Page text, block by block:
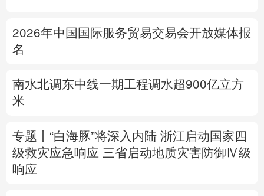
Русский язык 日本語 한국어
Deutsch
2026年中国国际服务贸易交易会开放媒体报
名
南水北调东中线一期工程调水超900亿立方
米
专题丨 “白海豚”将深入内陆 浙江启动国家四
级救灾应急响应 三省启动地质灾害防御Ⅳ级
响应